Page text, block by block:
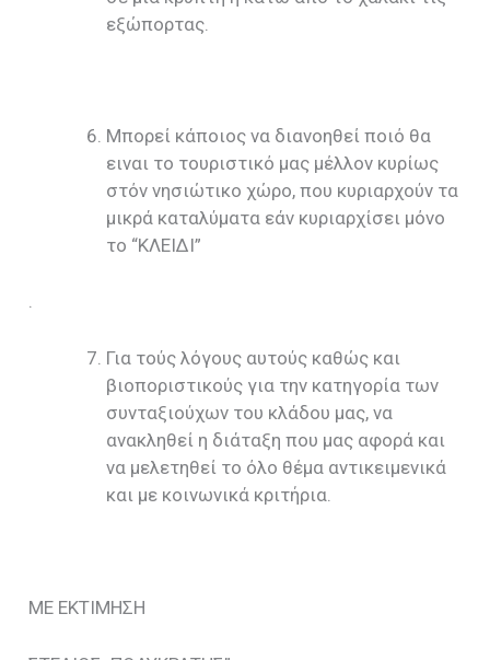
εξώπορτας.
Μπορεί κάποιος να διανοηθεί ποιό θα
ειναι το τουριστικό μας μέλλον κυρίως
στόν νησιώτικο χώρο, που κυριαρχούν τα
μικρά καταλύματα εάν κυριαρχίσει μόνο
το “ΚΛΕΙΔΙ”
Για τούς λόγους αυτούς καθώς και
βιοποριστικούς για την κατηγορία των
συνταξιούχων του κλάδου μας, να
ανακληθεί η διάταξη που μας αφορά και
να μελετηθεί το όλο θέμα αντικειμενικά
και με κοινωνικά κριτήρια.
ΜΕ ΕΚΤΙΜΗΣΗ